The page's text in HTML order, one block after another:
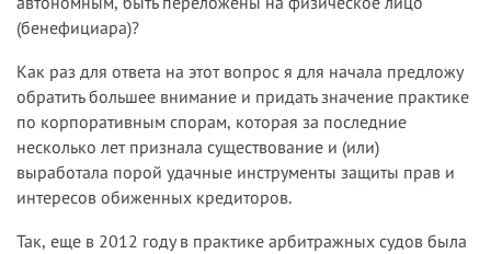
(бенефициара)?
Как раз для ответа на этот вопрос я для начала предложу
обратить большее внимание и придать значение практике
по корпоративным спорам, которая за последние
несколько лет признала существование и (или)
выработала порой удачные инструменты защиты прав и
интересов обиженных кредиторов.
Так, еще в 2012 году в практике арбитражных судов была